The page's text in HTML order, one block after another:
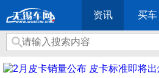
资讯 买车